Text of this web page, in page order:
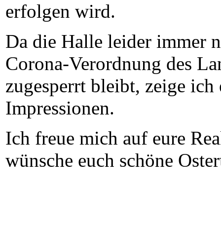
erfolgen wird.
Da die Halle leider immer
Corona-Verordnung des
zugesperrt bleibt, zeige ich
Impressionen.
Ich freue mich auf eure
wünsche euch schöne